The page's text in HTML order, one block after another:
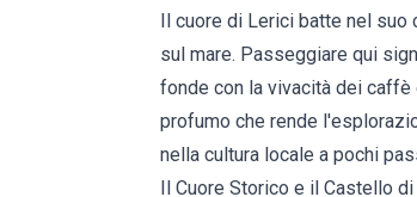
Il cuore di Lerici batte nel suo
sul mare. Passeggiare qui
fonde con la vivacità dei caffè
profumo che rende
nella cultura locale a pochi
Il Cuore Storico e il Castello